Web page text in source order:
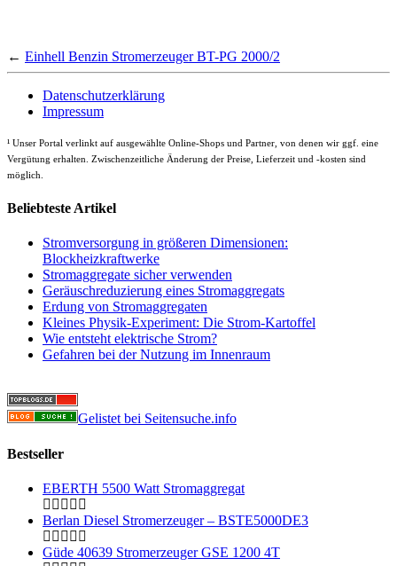
← Einhell Benzin Stromerzeuger BT-PG 2000/2
Datenschutzerklärung
Impressum
¹ Unser Portal verlinkt auf ausgewählte Online-Shops und Partner, von denen wir ggf. eine
Vergütung erhalten. Zwischenzeitliche Änderung der Preise, Lieferzeit und -kosten sind
möglich.
Beliebteste Artikel
Stromversorgung in größeren Dimensionen:
Blockheizkraftwerke
Stromaggregate sicher verwenden
Geräuschreduzierung eines Stromaggregats
Erdung von Stromaggregaten
Kleines Physik-Experiment: Die Strom-Kartoffel
Wie entsteht elektrische Strom?
Gefahren bei der Nutzung im Innenraum
Gelistet bei Seitensuche.info
Bestseller
EBERTH 5500 Watt Stromaggregat
Berlan Diesel Stromerzeuger – BSTE5000DE3
Güde 40639 Stromerzeuger GSE 1200 4T